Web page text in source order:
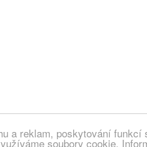
a reklam, poskytování
soubory cookie.